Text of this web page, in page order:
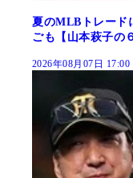
夏のMLBトレード
ごも【山本萩子の
2026年08月07日 17:00